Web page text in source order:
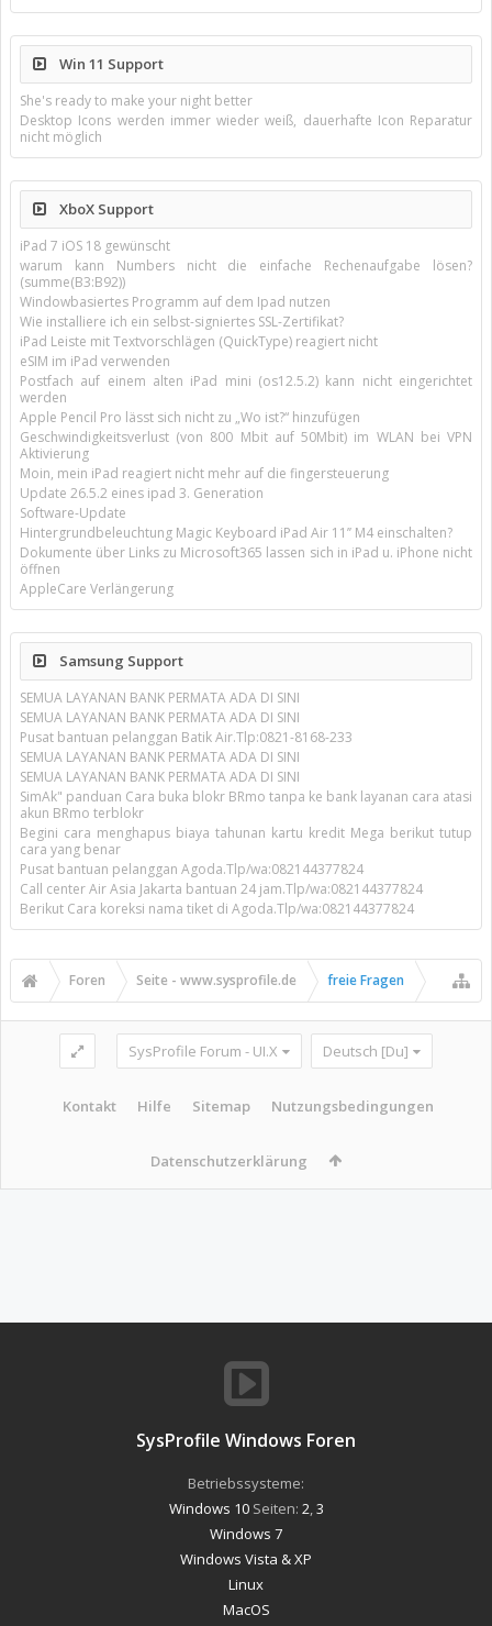
Win 11 Support
She's ready to make your night better
Desktop Icons werden immer wieder weiß, dauerhafte Icon Reparatur
nicht möglich
XboX Support
iPad 7 iOS 18 gewünscht
warum kann Numbers nicht die einfache Rechenaufgabe lösen?
(summe(B3:B92))
Windowbasiertes Programm auf dem Ipad nutzen
Wie installiere ich ein selbst-signiertes SSL-Zertifikat?
iPad Leiste mit Textvorschlägen (QuickType) reagiert nicht
eSIM im iPad verwenden
Postfach auf einem alten iPad mini (os12.5.2) kann nicht eingerichtet
werden
Apple Pencil Pro lässt sich nicht zu „Wo ist?“ hinzufügen
Geschwindigkeitsverlust (von 800 Mbit auf 50Mbit) im WLAN bei VPN
Aktivierung
Moin, mein iPad reagiert nicht mehr auf die fingersteuerung
Update 26.5.2 eines ipad 3. Generation
Software-Update
Hintergrundbeleuchtung Magic Keyboard iPad Air 11’’ M4 einschalten?
Dokumente über Links zu Microsoft365 lassen sich in iPad u. iPhone nicht
öffnen
AppleCare Verlängerung
Samsung Support
SEMUA LAYANAN BANK PERMATA ADA DI SINI
SEMUA LAYANAN BANK PERMATA ADA DI SINI
Pusat bantuan pelanggan Batik Air.Tlp:0821-8168-233
SEMUA LAYANAN BANK PERMATA ADA DI SINI
SEMUA LAYANAN BANK PERMATA ADA DI SINI
SimAk" panduan Cara buka blokr BRmo tanpa ke bank layanan cara atasi
akun BRmo terblokr
Begini cara menghapus biaya tahunan kartu kredit Mega berikut tutup
cara yang benar
Pusat bantuan pelanggan Agoda.Tlp/wa:082144377824
Call center Air Asia Jakarta bantuan 24 jam.Tlp/wa:082144377824
Berikut Cara koreksi nama tiket di Agoda.Tlp/wa:082144377824
Foren Seite - www.sysprofile.de freie Fragen
SysProfile Forum - UI.X Deutsch [Du]
Kontakt Hilfe Sitemap Nutzungsbedingungen
Datenschutzerklärung
SysProfile Windows Foren
Betriebssysteme:
Windows 10Seiten: 2 3
Windows 7
Windows Vista & XP
Linux
MacOS